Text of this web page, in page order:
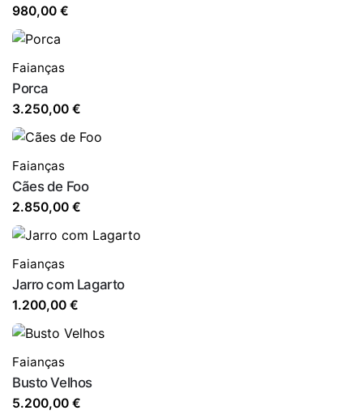
980,00 €
Faianças
Porca
3.250,00 €
Faianças
Cães de Foo
2.850,00 €
Faianças
Jarro com Lagarto
1.200,00 €
Faianças
Busto Velhos
5.200,00 €